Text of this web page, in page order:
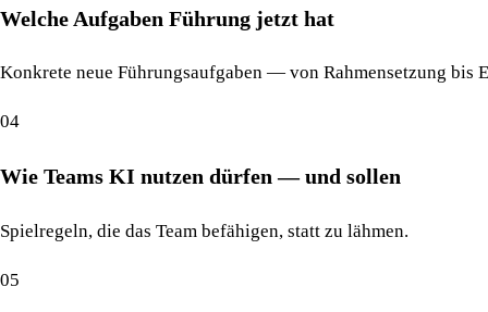
Welche Aufgaben Führung jetzt hat
Konkrete neue Führungsaufgaben — von Rahmensetzung bis
04
Wie Teams KI nutzen dürfen — und sollen
Spielregeln, die das Team befähigen, statt zu lähmen.
05